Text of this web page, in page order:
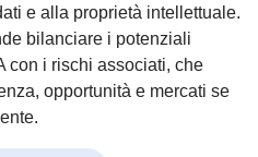
e alla proprietà intellettuale.
bilanciare i potenziali
con i rischi associati, che
opportunità e mercati se